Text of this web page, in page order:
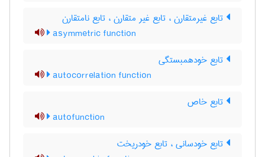
تابع غیرمتقارن ، تابع غیر متقارن ، تابع نامتقارن
asymmetric function
تابع خودهمبستگی
autocorrelation function
تابع خاص
autofunction
تابع خودسانی ، تابع خودریخت